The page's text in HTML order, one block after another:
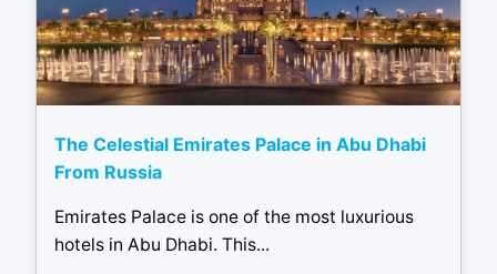
The Celestial Emirates Palace in Abu Dhabi
From Russia
Emirates Palace is one of the most luxurious
hotels in Abu Dhabi. This...